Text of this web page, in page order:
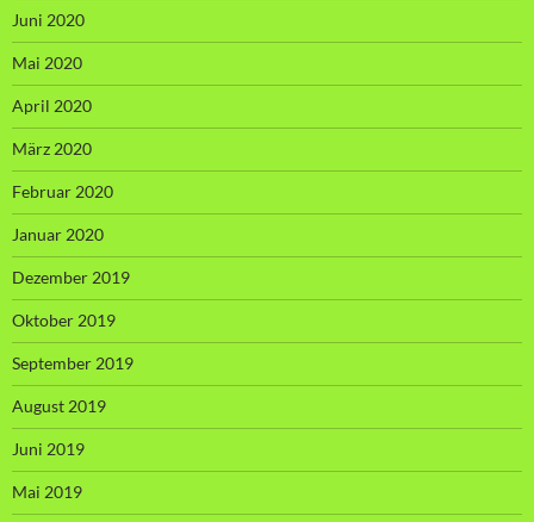
Juni 2020
Mai 2020
April 2020
März 2020
Februar 2020
Januar 2020
Dezember 2019
Oktober 2019
September 2019
August 2019
Juni 2019
Mai 2019